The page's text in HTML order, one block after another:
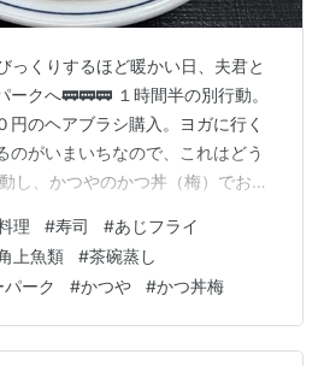
っくりするほど暖かい日、夫君と
ークへ🚃🚃🚃 １時間半の別行動。
円のヘアブラシ購入。ヨガに行く
のがいまいちなので、これはどう
し、かつやのかつ丼（梅）でお昼
いわ😋 そして今日の目的である角
に食べたばかりだけど気にしない
さんの自転車、たくさんの人、
？ お正月が終わって空いてるかと
！ この日歩いたのは、スマホによ
理 #寿司 #あじフライ
上魚類 #茶碗蒸し
ーク #かつや #かつ丼梅